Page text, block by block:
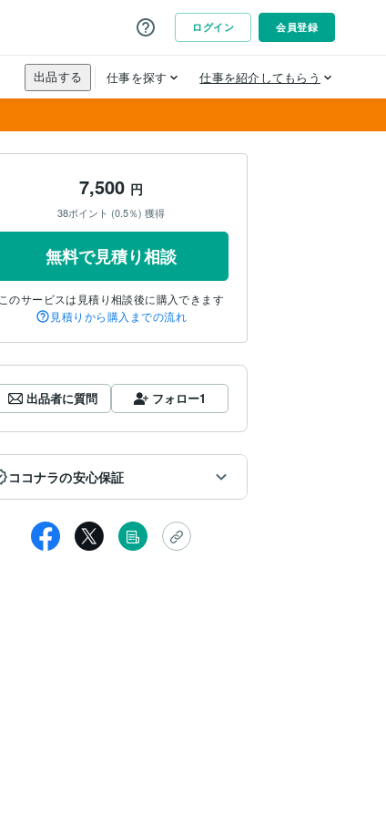
7,500 円
38ポイント (0.5％) 獲得
無料で見積り相談
このサービスは見積り相談後に購入できます
見積りから購入までの流れ
出品者に質問 フォロー1
ココナラの安心保証